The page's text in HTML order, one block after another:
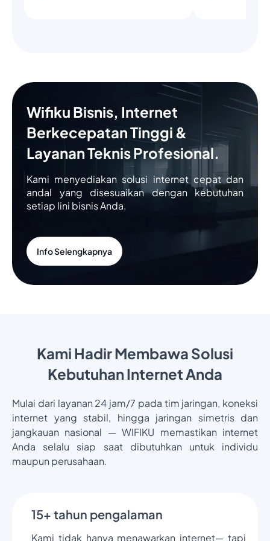
Wifiku Bisnis, Internet
Berkecepatan Tinggi &
Layanan Teknis Profesional.
Kami menyediakan solusi internet cepat dan
andal yang disesuaikan dengan kebutuhan
setiap lini bisnis Anda.
Info Selengkapnya
Kami Hadir Membawa Solusi
Kebutuhan Internet Anda
Mulai dari layanan 24 jam/7 pada tim jaringan, koneksi
internet yang stabil, hingga jaringan simetris dan
jangkauan nasional — WIFIKU memastikan internet
Anda selalu siap saat dibutuhkan untuk individu
maupun perusahaan.
15+ tahun pengalaman
Kami tidak hanya menawarkan internet— tapi